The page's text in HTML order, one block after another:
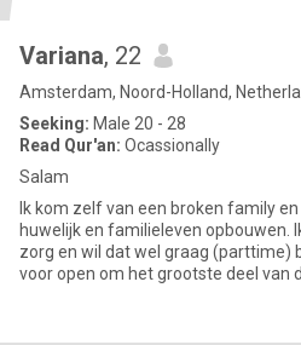
Variana, 22
Amsterdam, Noord-Holland,
Seeking: Male 20 - 28
Read Qur'an: Ocassionally
Salam
Ik kom zelf van een broken family
huwelijk en familieleven opbouwen.
zorg en wil dat wel graag (parttime)
voor open om het grootste deel van